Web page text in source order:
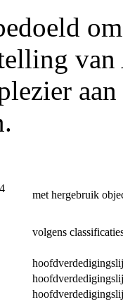
met hergebruik
volgens